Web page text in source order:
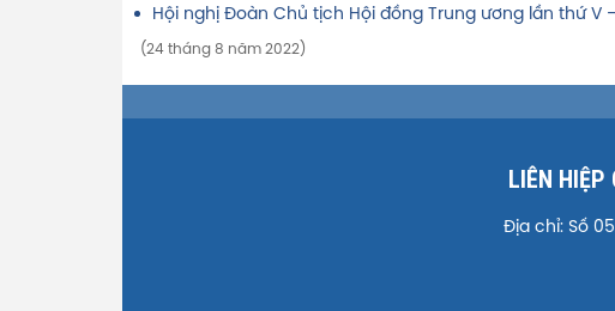
Hội nghị Đoàn Chủ tịch Hội đồng Trung ương lần thứ V –
(24 tháng 8 năm 2022)
LIÊN HIỆP
Địa chỉ: Số